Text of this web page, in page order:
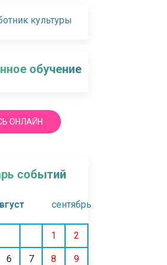
культуры
обучение
ОНЛАЙН
событий
сентябрь
1 2
6 7 8 9